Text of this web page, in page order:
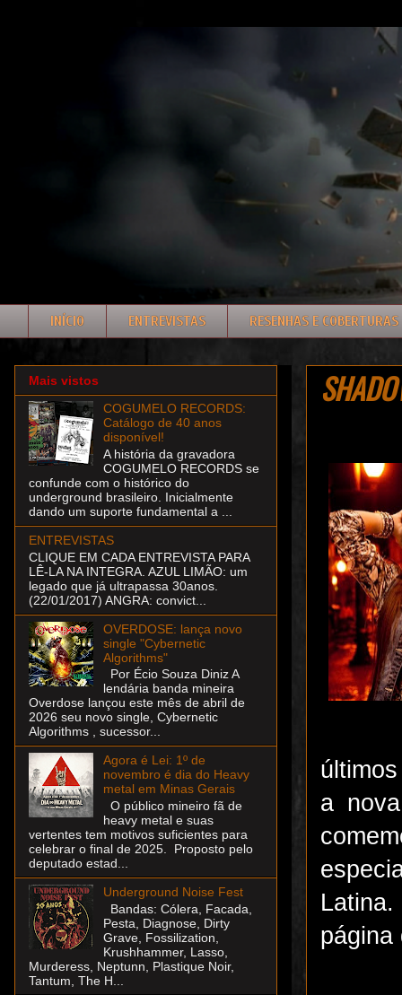
INÍCIO ENTREVISTAS RESENHAS E COBERTURAS
a
página
Mais vistos
COGUMELO RECORDS:
Catálogo de 40 anos
disponível!
A história da gravadora
COGUMELO RECORDS se
confunde com o histórico do
underground brasileiro. Inicialmente
dando um suporte fundamental a ...
ENTREVISTAS
CLIQUE EM CADA ENTREVISTA PARA
LÊ-LA NA INTEGRA. AZUL LIMÃO: um
legado que já ultrapassa 30anos.
(22/01/2017) ANGRA: convict...
OVERDOSE: lança novo
single "Cybernetic
Algorithms"
Por Écio Souza Diniz A
lendária banda mineira
Overdose lançou este mês de abril de
2026 seu novo single, Cybernetic
Algorithms , sucessor...
Agora é Lei: 1º de
novembro é dia do Heavy
metal em Minas Gerais
O público mineiro fã de
heavy metal e suas
vertentes tem motivos suficientes para
celebrar o final de 2025. Proposto pelo
deputado estad...
Underground Noise Fest
Bandas: Cólera, Facada,
Pesta, Diagnose, Dirty
Grave, Fossilization,
Krushhammer, Lasso,
Murderess, Neptunn, Plastique Noir,
Tantum, The H...